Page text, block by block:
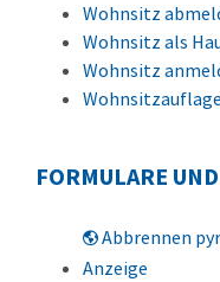
Wohnsitz
Wohnsitz als
Wohnsitz
FORMULARE
Abbrennen
Anzeige